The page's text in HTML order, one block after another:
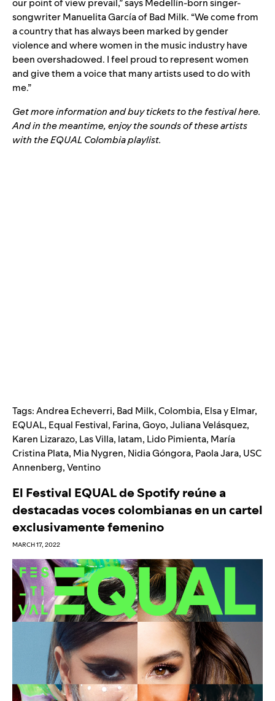
our point of view prevail,” says Medellín-born singer-
songwriter Manuelita García ofBad Milk. “We come from
a country that has always been marked by gender
violence and where women in the music industry have
been overshadowed. I feel proud to represent women
and give them a voice that many artists used to do with
me.”
Get more information and buy tickets to the festivalhere.
And in the meantime, enjoy the sounds of these artists
with the EQUAL Colombia playlist.
Tags:Andrea Echeverri, Bad Milk,Colombia, Elsa y Elmar,
EQUAL, Equal Festival, Farina,Goyo,Juliana Velásquez,
Karen Lizarazo, Las Villa, latam, Lido Pimienta, María
Cristina Plata, Mia Nygren, Nidia Góngora, Paola Jara, USC
Annenberg,Ventino
El Festival EQUAL de Spotify reúne a
destacadas voces colombianas en un cartel
exclusivamente femenino
MARCH 17, 2022